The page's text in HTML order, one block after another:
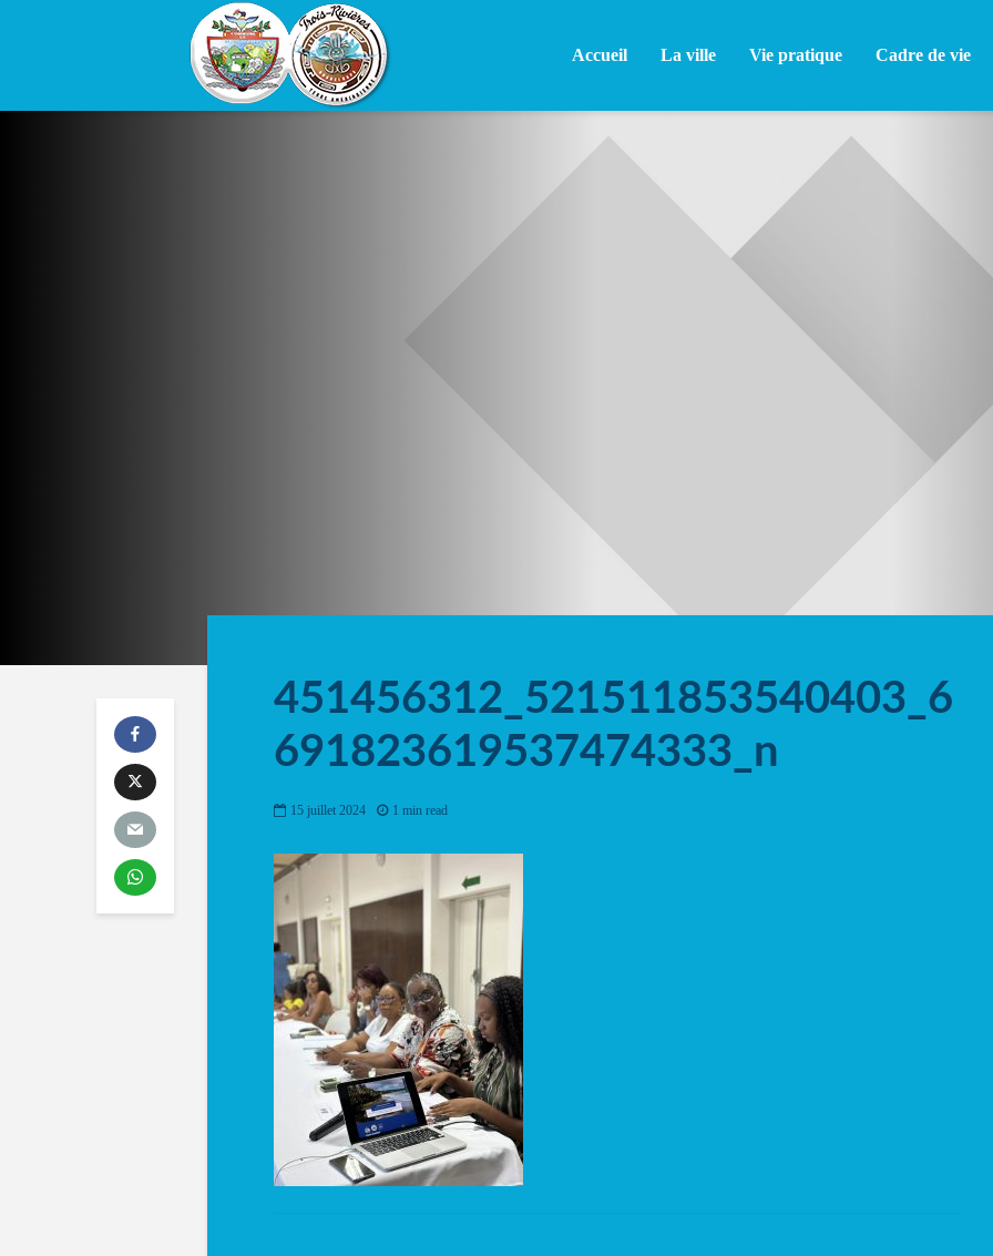
Accueil La ville Vie pratique Cadre de vie
451456312_521511853540403_6
691823619537474333_n
15 juillet 2024 1 min read